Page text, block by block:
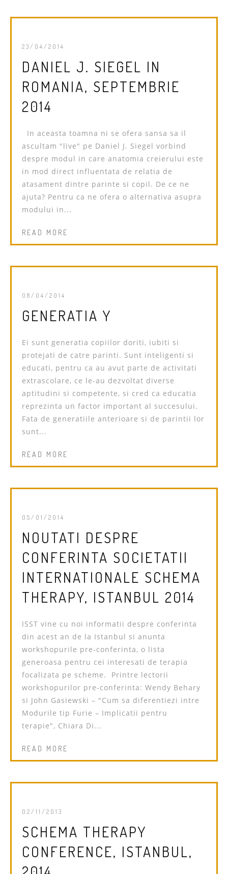
23/04/2014
DANIEL J. SIEGEL IN
ROMANIA, SEPTEMBRIE
2014
In aceasta toamna ni se ofera sansa sa il
ascultam "live" pe Daniel J. Siegel vorbind
despre modul in care anatomia creierului este
in mod direct influentata de relatia de
atasament dintre parinte si copil. De ce ne
ajuta? Pentru ca ne ofera o alternativa asupra
modului in...
READ MORE
08/04/2014
GENERATIA Y
Ei sunt generatia copiilor doriti, iubiti si
protejati de catre parinti. Sunt inteligenti si
educati, pentru ca au avut parte de activitati
extrascolare, ce le-au dezvoltat diverse
aptitudini si competente, si cred ca educatia
reprezinta un factor important al succesului.
Fata de generatiile anterioare si de parintii lor
sunt...
READ MORE
05/01/2014
NOUTATI DESPRE
CONFERINTA SOCIETATII
INTERNATIONALE SCHEMA
THERAPY, ISTANBUL 2014
ISST vine cu noi informatii despre conferinta
din acest an de la Istanbul si anunta
workshopurile pre-conferinta, o lista
generoasa pentru cei interesati de terapia
focalizata pe scheme. Printre lectorii
workshopurilor pre-conferinta: Wendy Behary
si John Gasiewski – "Cum sa diferentiezi intre
Modurile tip Furie – Implicatii pentru
terapie", Chiara Di...
READ MORE
02/11/2013
SCHEMA THERAPY
CONFERENCE, ISTANBUL,